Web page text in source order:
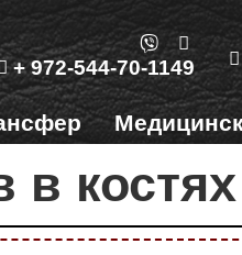
+ 972-544-70-1149
в костях